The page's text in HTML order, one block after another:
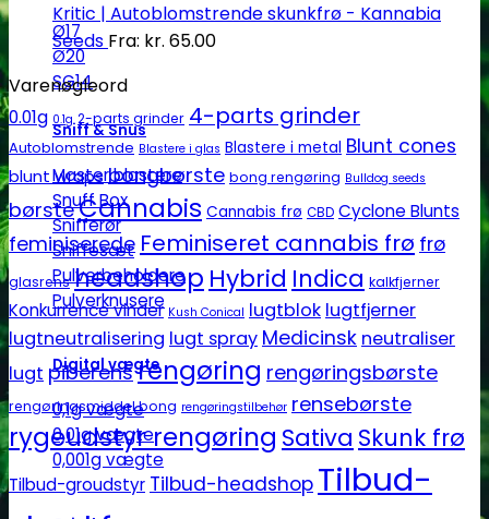
Ø17
Ø20
SG14
Sniff & Snus
Master blastere
Snuff Box
Snifferør
Sniffesæt
Pulverbeholdere
Pulverknusere
Digital vægte
0,1g vægte
0,01g vægte
0,001g vægte
Kritic | Autoblomstrende skunkfrø - Kannabia
Seeds Fra: kr. 65.00
Varenøgleord
0.01g 0.1g 2-parts grinder 4-parts grinder
Autoblomstrende Blastere i glas Blastere i metal Blunt cones
blunt wrapsbongbørste bong rengøring Bulldog seeds
børsteCannabis Cannabis frø CBD Cyclone Blunts
feminiserede Feminiseret cannabis frø frø
glasrens headshop Hybrid Indica kalkfjerner
Konkurrence vinder Kush Conical lugtblok lugtfjerner
lugtneutralisering lugt spray Medicinsk neutraliser
lugt piberensrengøring rengøringsbørste
rengøringsmiddel bong rengøringstilbehør rensebørste
rygeudstyr rengøring Sativa Skunk frø
Tilbud-groudstyr Tilbud-headshop Tilbud-